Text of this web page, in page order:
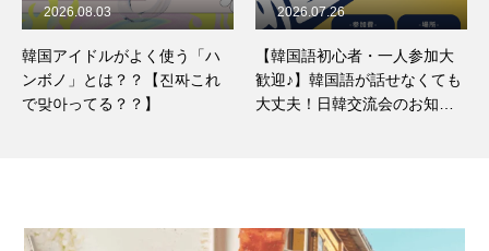
韓国アイドルがよく使う「ハ
ンボノ」とは？？【진짜これ
で맞아ってる？？】
2026.08.03
【韓国語初心者・一人参加大
歓迎♪】韓国語が話せなくても
大丈夫！日韓交流会のお知ら
2026.07.26